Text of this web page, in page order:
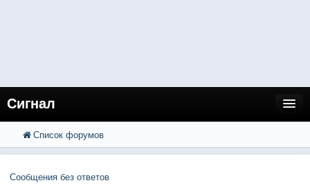
Сигнал
FAQ
Расширенный поиск
Список форумов
Сообщения без ответов